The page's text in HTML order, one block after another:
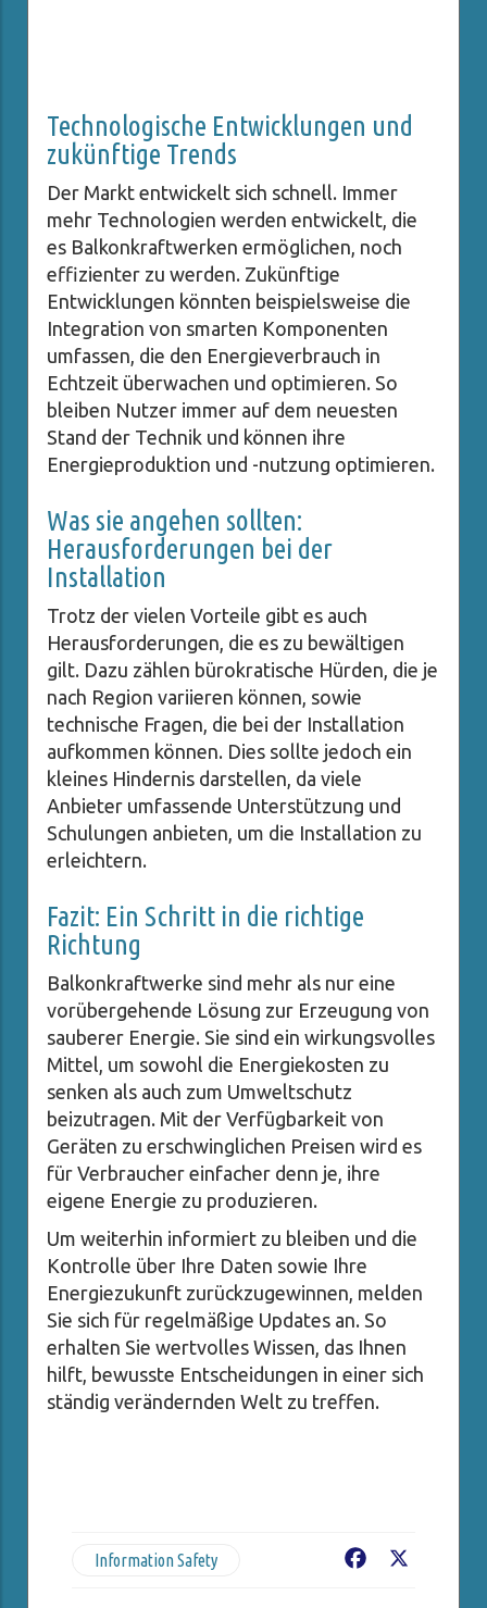
Technologische Entwicklungen und
zukünftige Trends
Der Markt entwickelt sich schnell. Immer
mehr Technologien werden entwickelt, die
es Balkonkraftwerken ermöglichen, noch
effizienter zu werden. Zukünftige
Entwicklungen könnten beispielsweise die
Integration von smarten Komponenten
umfassen, die den Energieverbrauch in
Echtzeit überwachen und optimieren. So
bleiben Nutzer immer auf dem neuesten
Stand der Technik und können ihre
Energieproduktion und -nutzung optimieren.
Was sie angehen sollten:
Herausforderungen bei der
Installation
Trotz der vielen Vorteile gibt es auch
Herausforderungen, die es zu bewältigen
gilt. Dazu zählen bürokratische Hürden, die je
nach Region variieren können, sowie
technische Fragen, die bei der Installation
aufkommen können. Dies sollte jedoch ein
kleines Hindernis darstellen, da viele
Anbieter umfassende Unterstützung und
Schulungen anbieten, um die Installation zu
erleichtern.
Fazit: Ein Schritt in die richtige
Richtung
Balkonkraftwerke sind mehr als nur eine
vorübergehende Lösung zur Erzeugung von
sauberer Energie. Sie sind ein wirkungsvolles
Mittel, um sowohl die Energiekosten zu
senken als auch zum Umweltschutz
beizutragen. Mit der Verfügbarkeit von
Geräten zu erschwinglichen Preisen wird es
für Verbraucher einfacher denn je, ihre
eigene Energie zu produzieren.
Um weiterhin informiert zu bleiben und die
Kontrolle über Ihre Daten sowie Ihre
Energiezukunft zurückzugewinnen, melden
Sie sich für regelmäßige Updates an. So
erhalten Sie wertvolles Wissen, das Ihnen
hilft, bewusste Entscheidungen in einer sich
ständig verändernden Welt zu treffen.
Information Safety Facebook